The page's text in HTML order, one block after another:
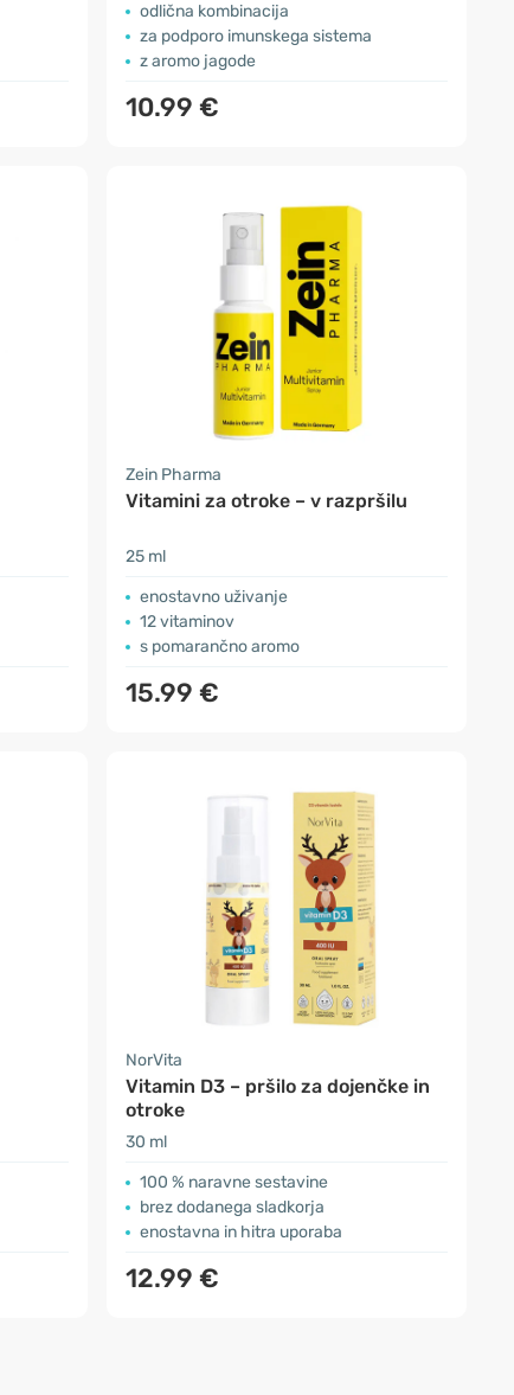
odlična kombinacija
za podporo imunskega sistema
z aromo jagode
10.99 €
Zein Pharma
Vitamini za otroke – v razpršilu
25 ml
enostavno uživanje
12 vitaminov
s pomarančno aromo
15.99 €
NorVita
Vitamin D3 – pršilo za dojenčke in
otroke
30 ml
100 % naravne sestavine
brez dodanega sladkorja
enostavna in hitra uporaba
12.99 €